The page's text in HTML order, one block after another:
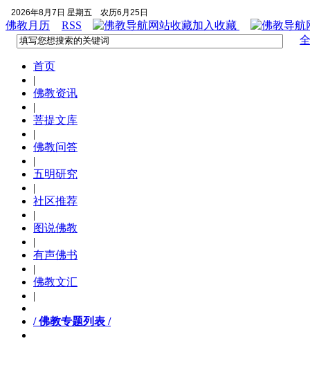
2026年8月7日 星期五 农历6月25日
佛教月历 RSS
加入收藏
首页
|
佛教资讯
|
菩提文库
|
佛教问答
|
五明研究
|
社区推荐
|
图说佛教
|
有声佛书
|
佛教文汇
|
/ 佛教专题列表 /